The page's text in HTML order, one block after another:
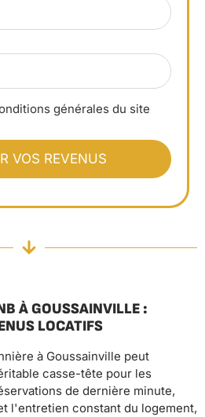
générales du site
À GOUSSAINVILLE :
LOCATIFS
à Goussainville peut
casse-tête pour les
de dernière minute,
l'entretien constant du logement,